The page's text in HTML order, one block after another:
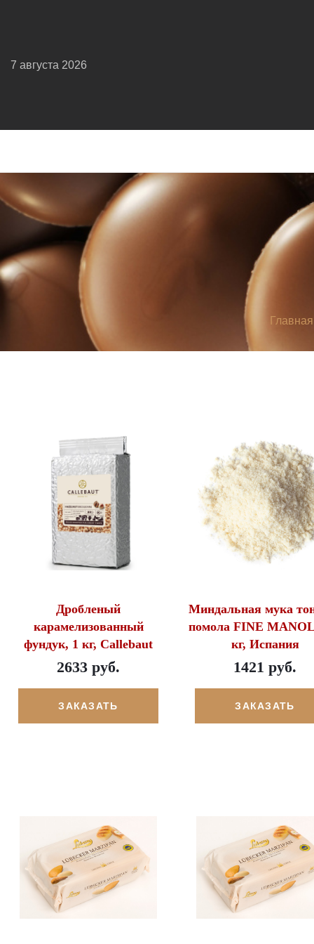
7 августа 2026
Дробленый
карамелизованный
фундук, 1 кг, Callebaut
2633 руб.
ЗАКАЗАТЬ
Миндальная мука
помола FINE
кг, Испания
1421 руб.
ЗАКАЗАТЬ